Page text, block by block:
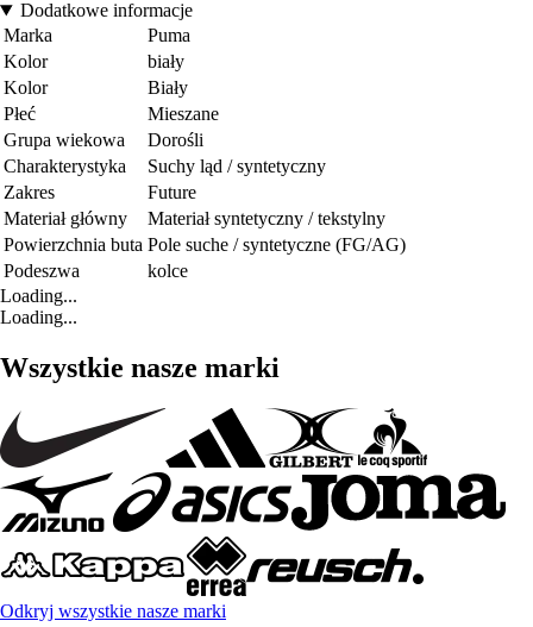
Dodatkowe informacje
Marka
Puma
Kolor
biały
Kolor
Biały
Płeć
Mieszane
Grupa wiekowa
Dorośli
Charakterystyka
Suchy ląd / syntetyczny
Zakres
Future
Materiał główny
Materiał syntetyczny / tekstylny
Powierzchnia buta Pole suche / syntetyczne (FG/AG)
Podeszwa
kolce
Loading...
Loading...
Wszystkie nasze marki
Odkryj wszystkie nasze marki